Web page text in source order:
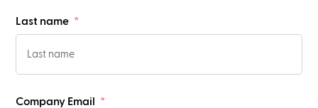
Last name
Company Email